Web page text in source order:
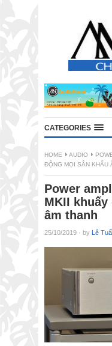
CATEGORIES
HOME AUDIO
ĐỘNG MỌI SÂN KHẤU
Power
MKII
âm thanh
25/10/2019 · by Lê